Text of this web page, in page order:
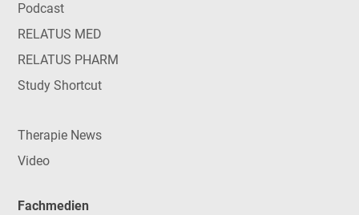
Podcast
RELATUS MED
RELATUS PHARM
Study Shortcut
Therapie News
Video
Fachmedien